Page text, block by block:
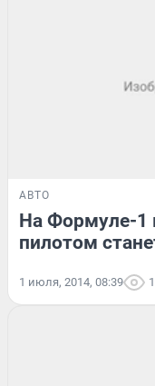
АВТО
На Формуле-1
пилотом
1 июля, 2014, 08:39